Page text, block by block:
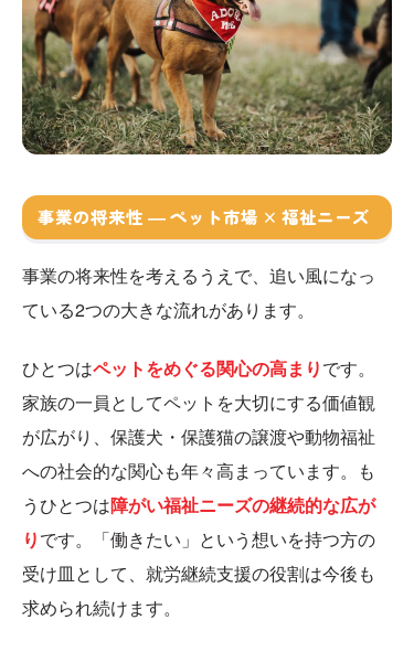
事業の将来性 ― ペット市場 × 福祉ニーズ
事業の将来性を考えるうえで、追い風になっ
ている2つの大きな流れがあります。
ひとつはペットをめぐる関心の高まりです。
家族の一員としてペットを大切にする価値観
が広がり、保護犬・保護猫の譲渡や動物福祉
への社会的な関心も年々高まっています。も
うひとつは障がい福祉ニーズの継続的な広が
りです。「働きたい」という想いを持つ方の
受け皿として、就労継続支援の役割は今後も
求められ続けます。